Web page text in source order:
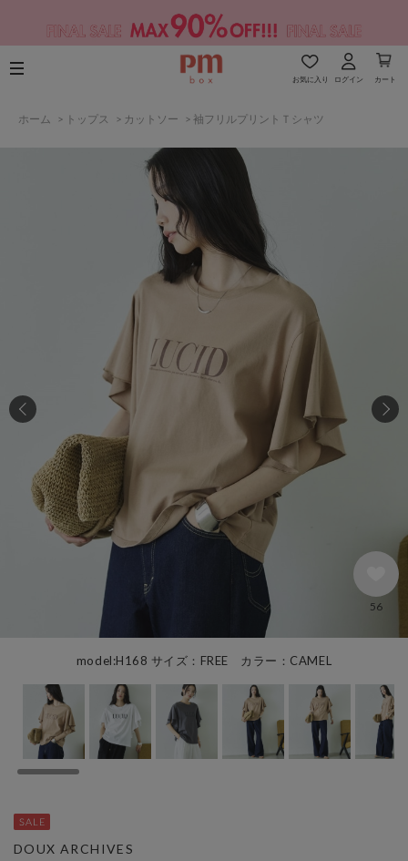
お気に入り ログイン カート
ホーム > トップス > カットソー > 袖フリルプリントＴシャツ
model:H168 サイズ：FREE カラー：CAMEL
56
DOUX ARCHIVES